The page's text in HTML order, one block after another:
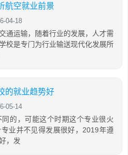
航空就业前景
04-18
通运输，随着行业的发展，人才需
校是专门为行业输送现代化发展所
的就业趋势好
05-14
的，可能这个时期这个专业很火
业并不见得发展很好，2019年遵
，发